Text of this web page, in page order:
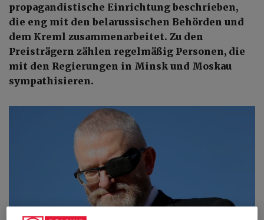
propagandistische Einrichtung beschrieben,
die eng mit den belarussischen Behörden und
dem Kreml zusammenarbeitet. Zu den
Preisträgern zählen regelmäßig Personen, die
mit den Regierungen in Minsk und Moskau
sympathisieren.